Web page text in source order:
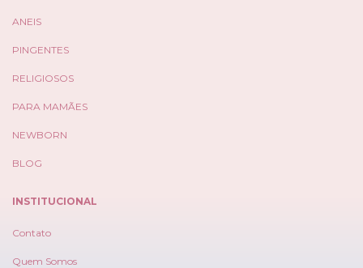
ANEIS
PINGENTES
RELIGIOSOS
PARA MAMÃES
NEWBORN
BLOG
INSTITUCIONAL
Contato
Quem Somos